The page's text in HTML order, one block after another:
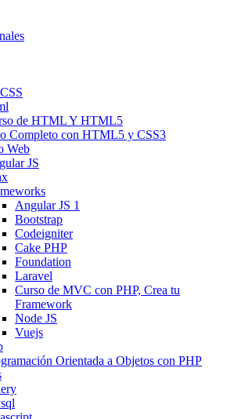
de HTML Y HTML5
Completo con HTML5 y CSS3
Web
JS
Angular JS 1
Bootstrap
Codeigniter
Cake PHP
Foundation
Laravel
Curso de MVC con PHP, Crea tu
Framework
Node JS
Vuejs
Orientada a Objetos con PHP